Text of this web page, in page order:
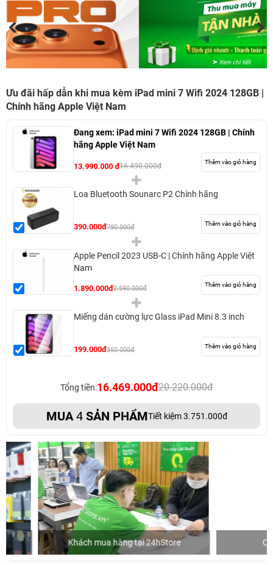
Ưu đãi hấp dẫn khi mua kèm iPad mini 7 Wifi 2024 128GB |
Chính hãng Apple Việt Nam
Đang xem: iPad mini 7 Wifi 2024 128GB | Chính
hãng Apple Việt Nam
13.990.000 đ16.490.000đ Thêm vào giỏ hàng
Loa Bluetooth Sounarc P2 Chính hãng
390.000đ790.000đ Thêm vào giỏ hàng
Apple Pencil 2023 USB-C | Chính hãng Apple Việt
Nam
1.890.000đ2.590.000đ Thêm vào giỏ hàng
Miếng dán cường lực Glass iPad Mini 8.3 inch
199.000đ350.000đ Thêm vào giỏ hàng
Tổng tiền:16.469.000đ20.220.000đ
MUA 4SẢN PHẨMTiết kiệm 3.751.000đ
Khách mua hàng tại 24hStore Ca sĩ Văn